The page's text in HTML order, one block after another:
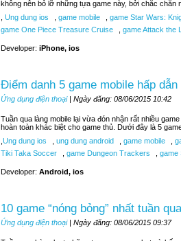
không nên bỏ lỡ những tựa game này, bởi chắc chắn
Ung dung ios game mobile
game Star Wars:
game One Piece Treasure Cruise
game Attack the
Developer: iPhone, ios
Điểm danh 5 game mobile hấp
Ứng dụng điện thoại| Ngày đăng: 08/06/2015 10:42
Tuần qua làng mobile lại vừa đón nhận rất nhiều
hoàn toàn khác biệt cho game thủ. Dưới đây là 5
Ung dung ios ung dung android game mobile
Tiki Taka Soccer
game Dungeon Trackers game
Developer: Android, ios
10 game “nóng bỏng” nhất tuần
Ứng dụng điện thoại| Ngày đăng: 08/06/2015 09:37